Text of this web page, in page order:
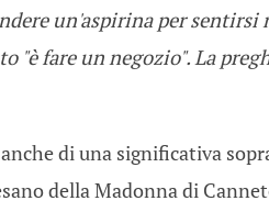
un'aspirina per sentirsi
"è fare un negozio". La
di una significativa
della Madonna di